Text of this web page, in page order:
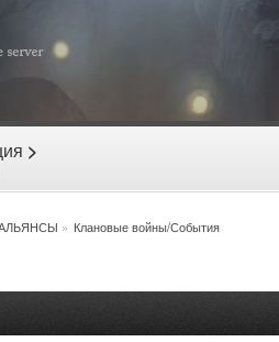
>
» Клановые войны/События